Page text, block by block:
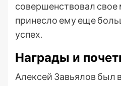
совершенствовал свое
принесло ему еще
успех.
Награды и
Алексей Завьялов был